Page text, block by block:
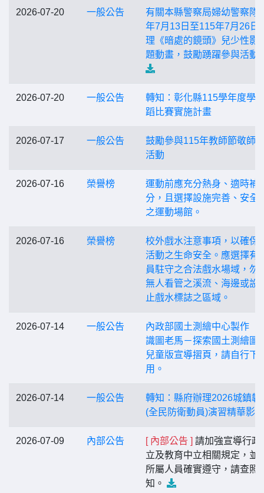
2026-07-20 一般公告
有關本縣警察局婦幼警察隊
年7月13日至115年7月26日
理《暗處的鏡頭》兒少性影
題動畫，鼓勵踴躍參與活動
2026-07-20 一般公告
轉知：彰化縣115學年度學
蹈比賽實施計畫
2026-07-17 一般公告
鼓勵參與115年教師節敬師
活動
2026-07-16 榮譽榜
運動前應充分熱身、適時補
分，且選擇設施完善、安全
之運動場館。
2026-07-16 榮譽榜
校外戲水注意事項，以確保
活動之生命安全。應選擇有
員駐守之合法戲水場域，勿
無人看管之溪流、海邊或設
止戲水標誌之區域。
2026-07-14 一般公告
內政部國土測繪中心製作「
識圖老馬－探索國土測繪圖
兒童版宣導摺頁，請自行下
用。
2026-07-14 一般公告
轉知：縣府辦理2026城鎮韌
(全民防衛動員)演習精華影片
2026-07-09 內部公告 [ 內部公告 ] 請加強宣導行政
立及教育中立相關規定，並
所屬人員確實遵守，請查照
知。